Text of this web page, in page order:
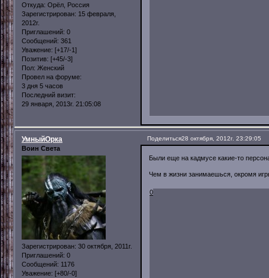
Откуда: Орёл, Россия
Зарегистрирован: 15 февраля,
2012г.
Приглашений: 0
Сообщений: 361
Уважение: [+17/-1]
Позитив: [+45/-3]
Пол: Женский
Провел на форуме:
3 дня 5 часов
Последний визит:
29 января, 2013г. 21:05:08
Поделиться28 октября, 2012г. 23:29:05
УмныйОрка
Воин Света
Зарегистрирован: 30 октября, 2011г.
Приглашений: 0
Сообщений: 1176
Уважение: [+80/-0]
Были еще на кадмусе какие-то
Чем в жизни занимаешься, окромя
0